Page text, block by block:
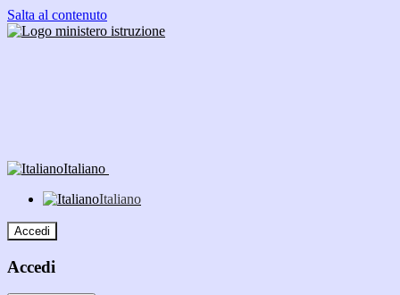
Salta al contenuto
Italiano
Italiano
Accedi
Accedi